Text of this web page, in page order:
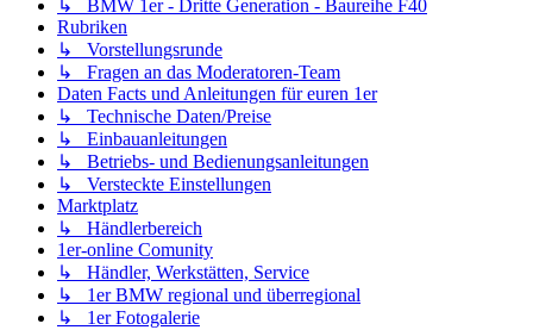
↳ BMW 1er - Dritte Generation - Baureihe F40
Rubriken
↳ Vorstellungsrunde
↳ Fragen an das Moderatoren-Team
Daten Facts und Anleitungen für euren 1er
↳ Technische Daten/Preise
↳ Einbauanleitungen
↳ Betriebs- und Bedienungsanleitungen
↳ Versteckte Einstellungen
Marktplatz
↳ Händlerbereich
1er-online Comunity
↳ Händler, Werkstätten, Service
↳ 1er BMW regional und überregional
↳ 1er Fotogalerie